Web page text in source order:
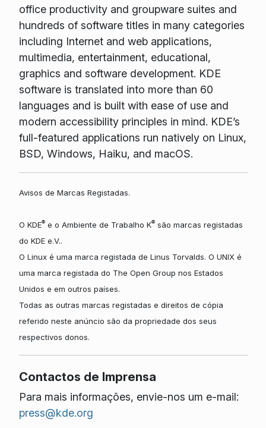
office productivity and groupware suites and
hundreds of software titles in many categories
including Internet and web applications,
multimedia, entertainment, educational,
graphics and software development. KDE
software is translated into more than 60
languages and is built with ease of use and
modern accessibility principles in mind. KDE’s
full-featured applications run natively on Linux,
BSD, Windows, Haiku, and macOS.
Avisos de Marcas Registadas.
O KDE®e o Ambiente de Trabalho K®são marcas registadas
do KDE e.V..
O Linux é uma marca registada de Linus Torvalds. O UNIX é
uma marca registada do The Open Group nos Estados
Unidos e em outros países.
Todas as outras marcas registadas e direitos de cópia
referido neste anúncio são da propriedade dos seus
respectivos donos.
Contactos de Imprensa
Para mais informações, envie-nos um e-mail:
press@kde.org